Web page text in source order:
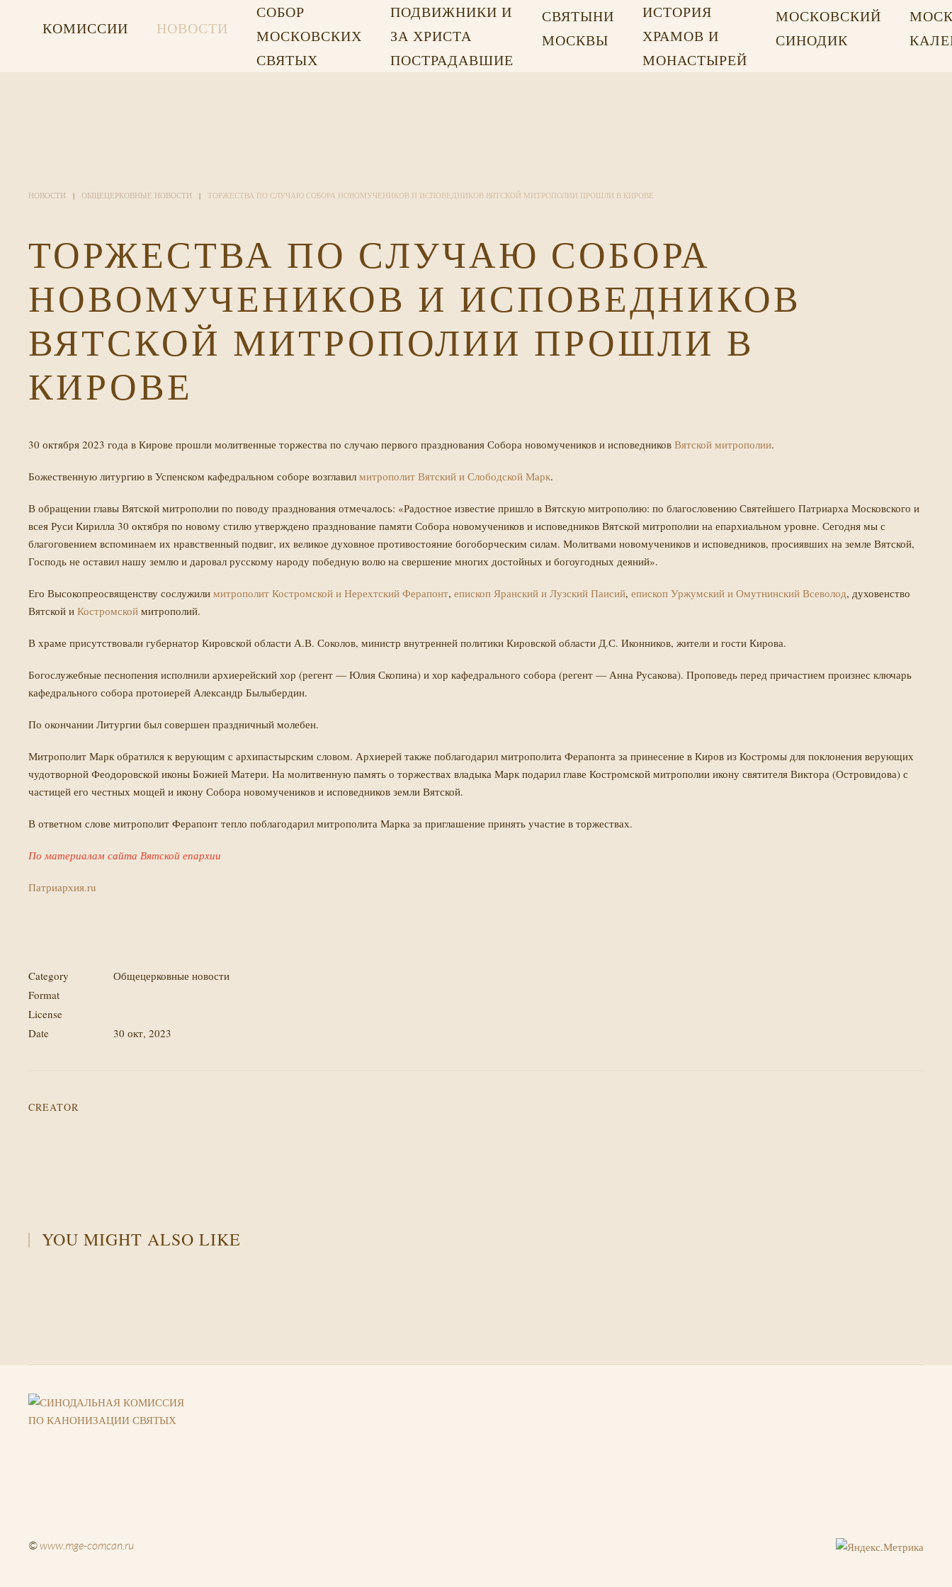
КОМИССИИ НОВОСТИ
СОБОР
МОСКОВСКИХ
СВЯТЫХ
ПОДВИЖНИКИ И
ЗА ХРИСТА
ПОСТРАДАВШИЕ
СВЯТЫНИ
МОСКВЫ
ИСТОРИЯ
ХРАМОВ И
МОНАСТЫРЕЙ
МОСКОВСКИЙ
СИНОДИК
НОВОСТИ ОБЩЕЦЕРКОВНЫЕ НОВОСТИ ТОРЖЕСТВА ПО СЛУЧАЮ СОБОРА НОВОМУЧЕНИКОВ И ИСПОВЕДНИКОВ ВЯТСКОЙ МИТРОПОЛИИ ПРОШЛИ В КИРОВЕ
ТОРЖЕСТВА ПО СЛУЧАЮ СОБОРА
НОВОМУЧЕНИКОВ И ИСПОВЕДНИКОВ
ВЯТСКОЙ МИТРОПОЛИИ ПРОШЛИ В
КИРОВЕ
30 октября 2023 года в Кирове прошли молитвенные торжества по случаю первого празднования Собора новомучеников и исповедников Вятской митрополии.
Божественную литургию в Успенском кафедральном соборе возглавил митрополит Вятский и Слободской Марк.
В обращении главы Вятской митрополии по поводу празднования отмечалось: «Радостное известие пришло в Вятскую митрополию: по благословению Святейшего Патриарха Московского и
всея Руси Кирилла 30 октября по новому стилю утверждено празднование памяти Собора новомучеников и исповедников Вятской митрополии на епархиальном уровне. Сегодня мы с
благоговением вспоминаем их нравственный подвиг, их великое духовное противостояние богоборческим силам. Молитвами новомучеников и исповедников, просиявших на земле Вятской,
Господь не оставил нашу землю и даровал русскому народу победную волю на свершение многих достойных и богоугодных деяний».
Его Высокопреосвященству сослужили митрополит Костромской и Нерехтский Ферапонт, епископ Яранский и Лузский Паисий, епископ Уржумский и Омутнинский Всеволод, духовенство
Вятской и Костромской митрополий.
В храме присутствовали губернатор Кировской области А.В. Соколов, министр внутренней политики Кировской области Д.С. Иконников, жители и гости Кирова.
Богослужебные песнопения исполнили архиерейский хор (регент — Юлия Скопина) и хор кафедрального собора (регент — Анна Русакова). Проповедь перед причастием произнес ключарь
кафедрального собора протоиерей Александр Былыбердин.
По окончании Литургии был совершен праздничный молебен.
Митрополит Марк обратился к верующим с архипастырским словом. Архиерей также поблагодарил митрополита Ферапонта за принесение в Киров из Костромы для поклонения верующих
чудотворной Феодоровской иконы Божией Матери. На молитвенную память о торжествах владыка Марк подарил главе Костромской митрополии икону святителя Виктора (Островидова) с
частицей его честных мощей и икону Собора новомучеников и исповедников земли Вятской.
В ответном слове митрополит Ферапонт тепло поблагодарил митрополита Марка за приглашение принять участие в торжествах.
По материалам сайта Вятской епархии
Патриархия.ru
Category
Общецерковные новости
Format
License
Date
30 окт, 2023
CREATOR
YOU MIGHT ALSO LIKE
©www.mge-comcan.ru